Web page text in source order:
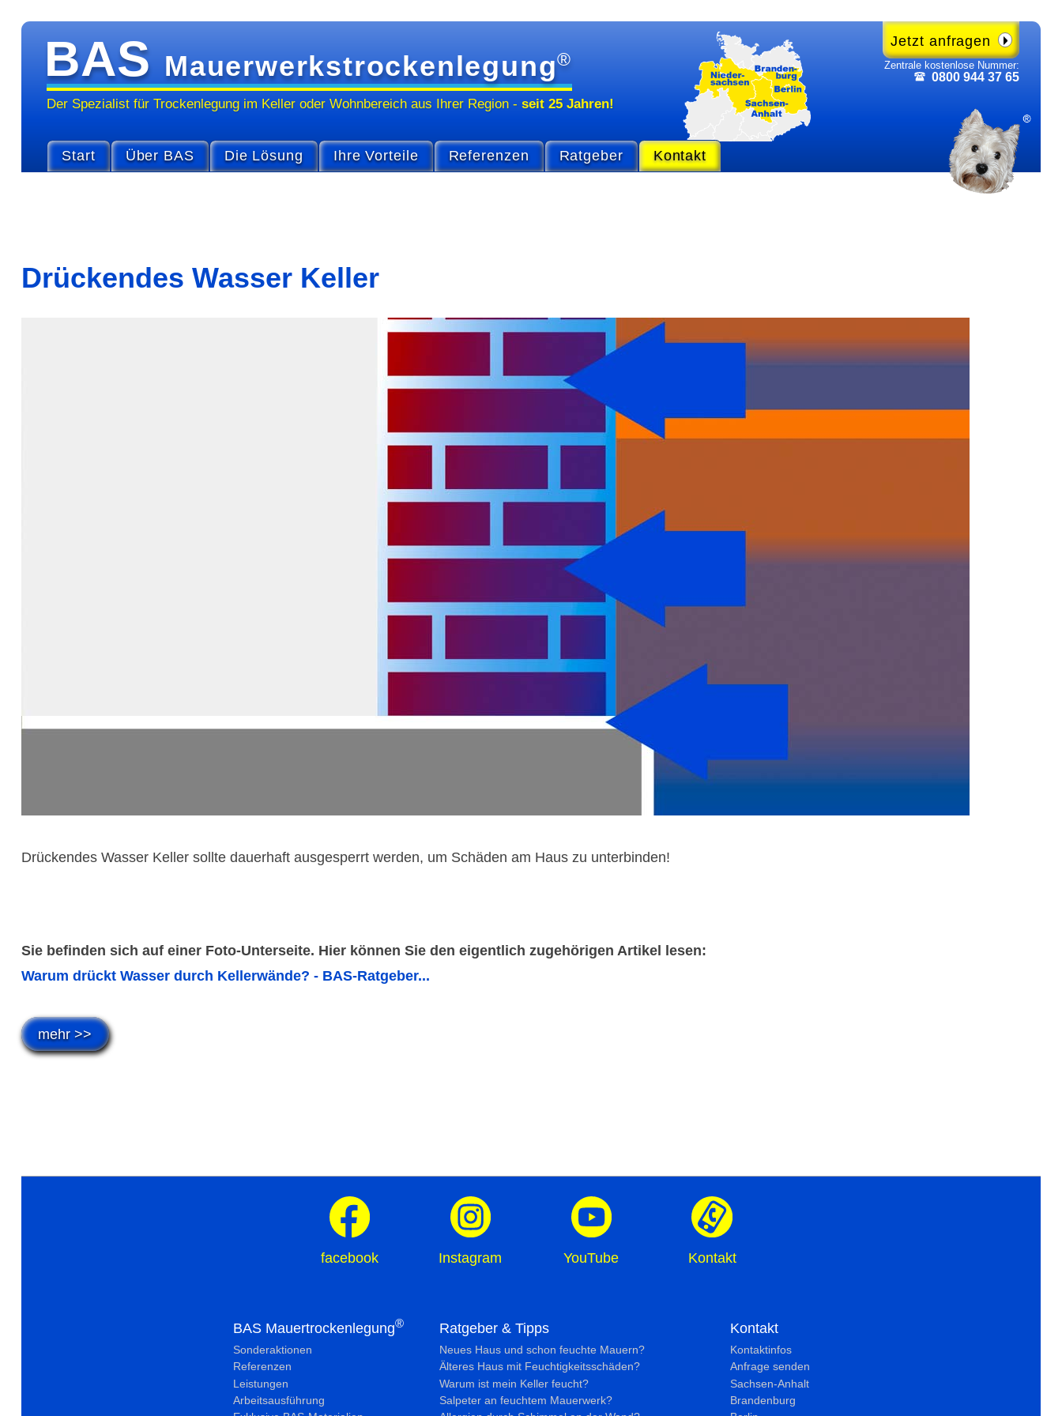
BASMauerwerkstrockenlegung®
Der Spezialist für Trocken­legung im Keller oder Wohn­bereichaus Ihrer Region-seit 25 Jahren!
Zentrale kosten­lose Nummer:
0800 944 37 65
Jetzt anfragen
Start Über BAS Die Lösung Ihre Vorteile Referenzen Ratgeber Kontakt
Drückendes Wasser Keller
Drückendes Wasser Keller sollte dauerhaft ausgesperrt werden, um Schäden am Haus zu unterbinden!
Sie befinden sich auf einer Foto-Unterseite. Hier können Sie den eigentlich zugehörigen Artikel lesen:
Warum drückt Wasser durch Kellerwände? - BAS-Ratgeber...
mehr >>
facebook Instagram YouTube Kontakt
BAS Mauertrockenlegung®
Sonderaktionen
Referenzen
Leistungen
Arbeitsausführung
Ratgeber & Tipps
Neues Haus und schon feuchte Mauern?
Älteres Haus mit Feuchtig­keits­schäden?
Warum ist mein Keller feucht?
Salpeter an feuchtem Mauerwerk?
Kontakt
Kontaktinfos
Anfrage senden
Sachsen-Anhalt
Brandenburg